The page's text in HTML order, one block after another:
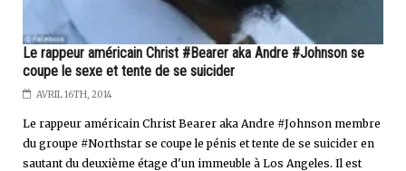
Le rappeur américain Christ #Bearer aka Andre #Johnson se
coupe le sexe et tente de se suicider
AVRIL 16TH, 2014
Le rappeur américain Christ Bearer aka Andre #Johnson membre
du groupe #Northstar se coupe le pénis et tente de se suicider en
sautant du deuxième étage d'un immeuble à Los Angeles. Il est